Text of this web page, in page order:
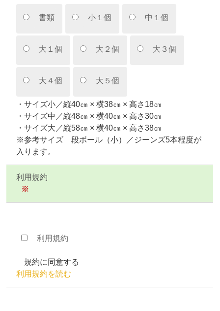
書類 小１個 中１個
大１個 大２個 大３個
大４個 大５個
・サイズ小／縦40㎝ × 横38㎝ × 高さ18㎝
・サイズ中／縦48㎝ × 横40㎝ × 高さ30㎝
・サイズ大／縦58㎝ × 横40㎝ × 高さ38㎝
※参考サイズ 段ボール（小）／ジーンズ5本程度が
入ります。
利用規約
※
利用規約
規約に同意する
利用規約を読む